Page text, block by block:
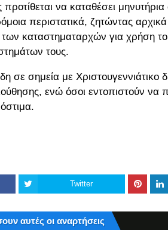
προτίθεται να καταθέσει
περιστατικά, ζητώντας
καταστηματαρχών για χρήση
τους.
σε σημεία με
ενώ όσοι εντοπιστούν να
Twitter
αυτές οι αναρτήσεις